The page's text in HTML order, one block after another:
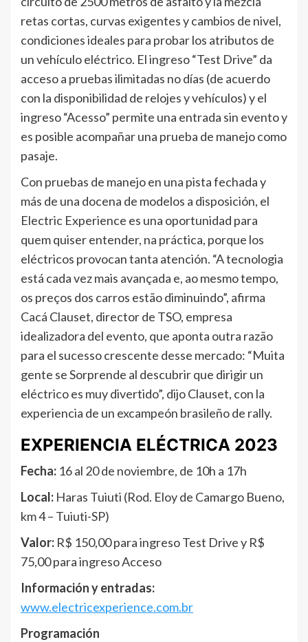
retas cortas, curvas exigentes y cambios de nivel,
condiciones ideales para probar los atributos de
un vehículo eléctrico. El ingreso “Test Drive” da
acceso a pruebas ilimitadas no días (de acuerdo
con la disponibilidad de relojes y vehículos) y el
ingreso “Acesso” permite una entrada sin evento y
es posible acompañar una prueba de manejo como
pasaje.
Con pruebas de manejo en una pista fechada y
más de una docena de modelos a disposición, el
Electric Experience es una oportunidad para
quem quiser entender, na práctica, porque los
eléctricos provocan tanta atención. “A tecnologia
está cada vez mais avançada e, ao mesmo tempo,
os preços dos carros estão diminuindo”, afirma
Cacá Clauset, director de TSO, empresa
idealizadora del evento, que aponta outra razão
para el sucesso crescente desse mercado: “Muita
gente se Sorprende al descubrir que dirigir un
eléctrico es muy divertido”, dijo Clauset, con la
experiencia de un excampeón brasileño de rally.
EXPERIENCIA ELÉCTRICA 2023
Fecha: 16 al 20 de noviembre, de 10h a 17h
Local: Haras Tuiuti (Rod. Eloy de Camargo Bueno,
km 4 – Tuiuti-SP)
Valor: R$ 150,00 para ingreso Test Drive y R$
75,00 para ingreso Acceso
Información y entradas:
www.electricexperience.com.br
Programación